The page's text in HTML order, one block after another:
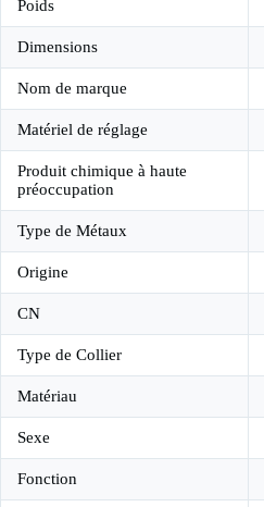
Poids
Dimensions
Nom de marque
Matériel de réglage
Produit chimique à haute
préoccupation
Type de Métaux
Origine
CN
Type de Collier
Matériau
Sexe
Fonction